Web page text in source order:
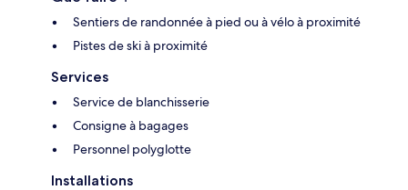
Sentiers de randonnée à pied ou à vélo à proximité
Pistes de ski à proximité
Services
Service de blanchisserie
Consigne à bagages
Personnel polyglotte
Installations